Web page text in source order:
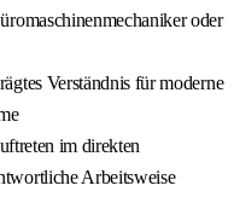
oder
Verständnis für moderne
im direkten
Arbeitsweise